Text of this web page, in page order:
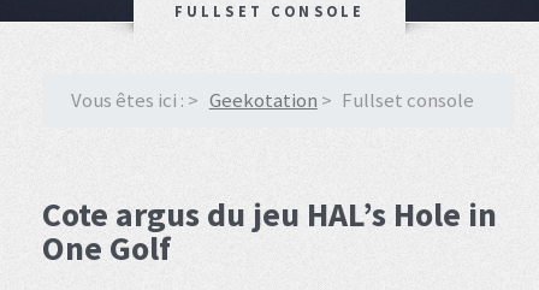
FULLSET CONSOLE
Vous êtes ici : Geekotation Fullset console
Cote argus du jeu HAL’s Hole in
One Golf